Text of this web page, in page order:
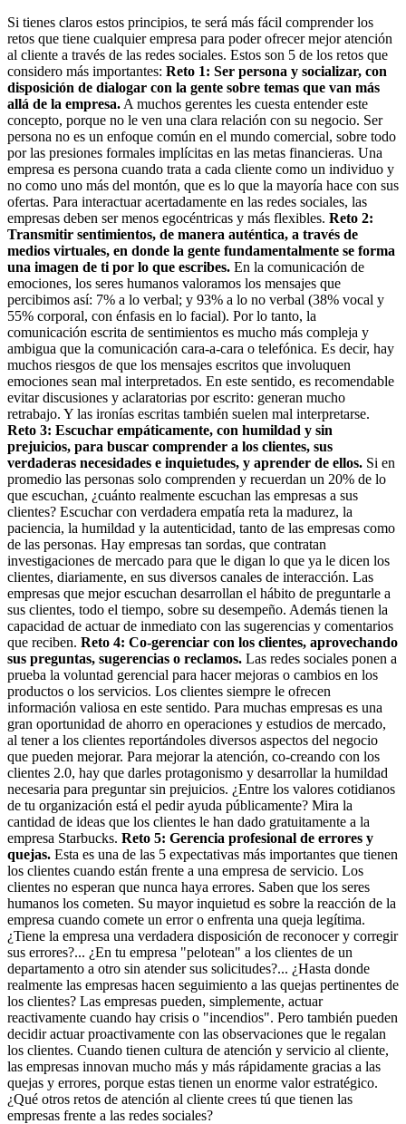
Si tienes claros estos principios, te será más fácil comprender los
retos que tiene cualquier empresa para poder ofrecer mejor atención
al cliente a través de las redes sociales. Estos son 5 de los retos que
considero más importantes: Reto 1: Ser persona y socializar, con
disposición de dialogar con la gente sobre temas que van más
allá de la empresa. A muchos gerentes les cuesta entender este
concepto, porque no le ven una clara relación con su negocio. Ser
persona no es un enfoque común en el mundo comercial, sobre todo
por las presiones formales implícitas en las metas financieras. Una
empresa es persona cuando trata a cada cliente como un individuo y
no como uno más del montón, que es lo que la mayoría hace con sus
ofertas. Para interactuar acertadamente en las redes sociales, las
empresas deben ser menos egocéntricas y más flexibles. Reto 2:
Transmitir sentimientos, de manera auténtica, a través de
medios virtuales, en donde la gente fundamentalmente se forma
una imagen de ti por lo que escribes. En la comunicación de
emociones, los seres humanos valoramos los mensajes que
percibimos así: 7% a lo verbal; y 93% a lo no verbal (38% vocal y
55% corporal, con énfasis en lo facial). Por lo tanto, la
comunicación escrita de sentimientos es mucho más compleja y
ambigua que la comunicación cara-a-cara o telefónica. Es decir, hay
muchos riesgos de que los mensajes escritos que involuquen
emociones sean mal interpretados. En este sentido, es recomendable
evitar discusiones y aclaratorias por escrito: generan mucho
retrabajo. Y las ironías escritas también suelen mal interpretarse.
Reto 3: Escuchar empáticamente, con humildad y sin
prejuicios, para buscar comprender a los clientes, sus
verdaderas necesidades e inquietudes, y aprender de ellos. Si en
promedio las personas solo comprenden y recuerdan un 20% de lo
que escuchan, ¿cuánto realmente escuchan las empresas a sus
clientes? Escuchar con verdadera empatía reta la madurez, la
paciencia, la humildad y la autenticidad, tanto de las empresas como
de las personas. Hay empresas tan sordas, que contratan
investigaciones de mercado para que le digan lo que ya le dicen los
clientes, diariamente, en sus diversos canales de interacción. Las
empresas que mejor escuchan desarrollan el hábito de preguntarle a
sus clientes, todo el tiempo, sobre su desempeño. Además tienen la
capacidad de actuar de inmediato con las sugerencias y comentarios
que reciben. Reto 4: Co-gerenciar con los clientes, aprovechando
sus preguntas, sugerencias o reclamos. Las redes sociales ponen a
prueba la voluntad gerencial para hacer mejoras o cambios en los
productos o los servicios. Los clientes siempre le ofrecen
información valiosa en este sentido. Para muchas empresas es una
gran oportunidad de ahorro en operaciones y estudios de mercado,
al tener a los clientes reportándoles diversos aspectos del negocio
que pueden mejorar. Para mejorar la atención, co-creando con los
clientes 2.0, hay que darles protagonismo y desarrollar la humildad
necesaria para preguntar sin prejuicios. ¿Entre los valores cotidianos
de tu organización está el pedir ayuda públicamente? Mira la
cantidad de ideas que los clientes le han dado gratuitamente a la
empresa Starbucks. Reto 5: Gerencia profesional de errores y
quejas. Esta es una de las 5 expectativas más importantes que tienen
los clientes cuando están frente a una empresa de servicio. Los
clientes no esperan que nunca haya errores. Saben que los seres
humanos los cometen. Su mayor inquietud es sobre la reacción de la
empresa cuando comete un error o enfrenta una queja legítima.
¿Tiene la empresa una verdadera disposición de reconocer y corregir
sus errores?... ¿En tu empresa "pelotean" a los clientes de un
departamento a otro sin atender sus solicitudes?... ¿Hasta donde
realmente las empresas hacen seguimiento a las quejas pertinentes de
los clientes? Las empresas pueden, simplemente, actuar
reactivamente cuando hay crisis o "incendios". Pero también pueden
decidir actuar proactivamente con las observaciones que le regalan
los clientes. Cuando tienen cultura de atención y servicio al cliente,
las empresas innovan mucho más y más rápidamente gracias a las
quejas y errores, porque estas tienen un enorme valor estratégico.
¿Qué otros retos de atención al cliente crees tú que tienen las
empresas frente a las redes sociales?